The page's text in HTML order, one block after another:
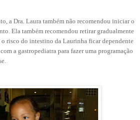
a Dra. Laura também não recomendou iniciar o
Ela também recomendou retirar gradualmente
o risco do intestino da Laurinha ficar dependente
a gastropediatra para fazer uma programação